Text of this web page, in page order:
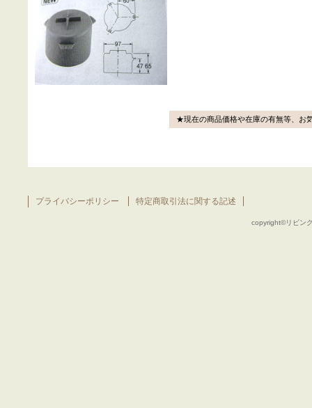
★現在の商品価格や在庫の有無等、お
copyright©リビン
プライバシーポリシー 特定商取引法に関する記述